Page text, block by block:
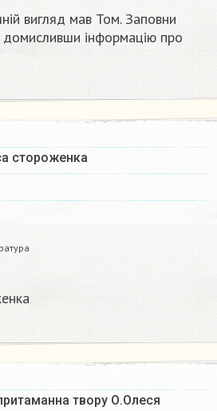
вигляд мав Том. Заповни
домисливши інформацію про
стороженка
твору О.Олеся